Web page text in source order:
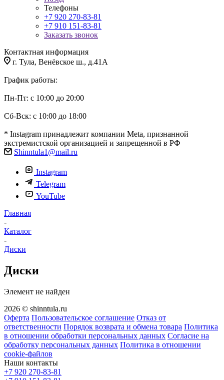
Телефоны
+7 920 270-83-81
+7 910 151-83-81
Заказать звонок
Контактная информация
г. Тула, Венёвское ш., д.41А
График работы:
Пн-Пт: с 10:00 до 20:00
Сб-Вск: с 10:00 до 18:00
* Instagram принадлежит компании Meta, признанной
экстремистской организацией и запрещенной в РФ
Shinntula1@mail.ru
Instagram
Telegram
YouTube
Главная
-
Каталог
-
Диски
Диски
Элемент не найден
2026 © shinntula.ru
Оферта Пользовательское соглашение Отказ от
ответственности Порядок возврата и обмена товара Политика
в отношении обработки персональных данных Согласие на
обработку персональных данных Политика в отношении
cookie-файлов
Наши контакты
+7 920 270-83-81